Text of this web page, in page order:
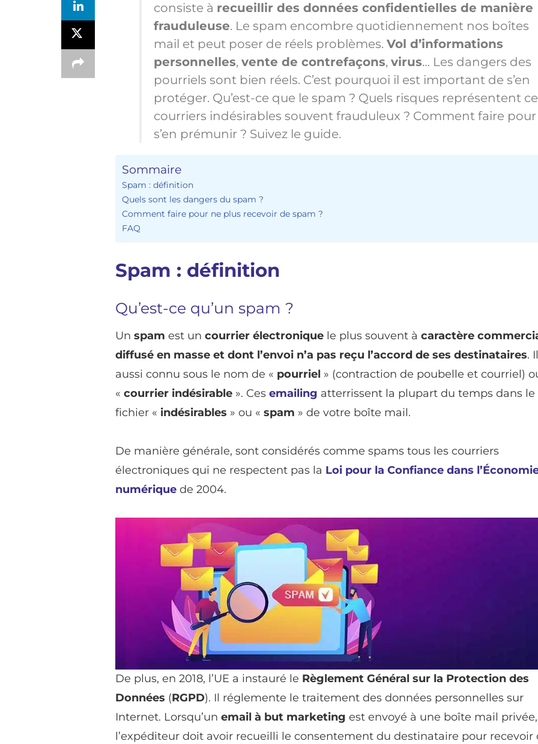
consiste à recueillir des données confidentielles de manière
frauduleuse. Le spam encombre quotidiennement nos boîtes
mail et peut poser de réels problèmes. Vol d’informations
personnelles, vente de contrefaçons, virus… Les dangers des
pourriels sont bien réels. C’est pourquoi il est important de s’en
protéger. Qu’est-ce que le spam ? Quels risques représentent
courriers indésirables souvent frauduleux ? Comment faire pour
s’en prémunir ? Suivez le guide.
Sommaire
Spam : définition
Quels sont les dangers du spam ?
Comment faire pour ne plus recevoir de spam ?
FAQ
Spam : définition
Qu’est-ce qu’un spam ?
Un spam est un courrier électronique le plus souvent à caractère
diffusé en masse et dont l’envoi n’a pas reçu l’accord de ses destinataires.
aussi connu sous le nom de « pourriel » (contraction de poubelle et courriel)
« courrier indésirable ». Ces emailing atterrissent la plupart du temps dans le
fichier « indésirables » ou « spam » de votre boîte mail.
De manière générale, sont considérés comme spams tous les courriers
électroniques qui ne respectent pas la Loi pour la Confiance dans
numérique de 2004.
De plus, en 2018, l’UE a instauré le Règlement Général sur la Protection des
Données (RGPD). Il réglemente le traitement des données personnelles sur
Internet. Lorsqu’un email à but marketing est envoyé à une boîte mail privée,
l’expéditeur doit avoir recueilli le consentement du destinataire pour recevoir